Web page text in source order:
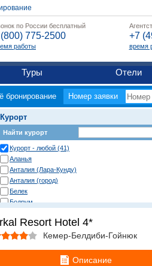
по России бесплатный
775-2500
работы
+7
время
Туры Отели
бронирование Номер заявки
Курорт
Найти курорт
Курорт - любой (41)
Аланья
Анталия (Лара-Кунду)
Анталия (город)
Белек
Бодрум
Дача
Дидим
Resort Hotel 4*
Кемер-Белдиби-Гойнюк
Описание